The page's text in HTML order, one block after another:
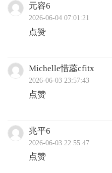
元容6
2026-06-04 07:01:21
点赞
Michelle惜蕊cfitx
2026-06-03 23:57:43
点赞
兆平6
2026-06-03 22:55:47
点赞